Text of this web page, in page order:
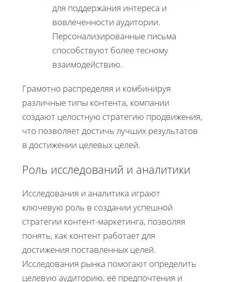
для поддержания интереса и
вовлеченности аудитории.
Персонализированные письма
способствуют более тесному
взаимодействию.
Грамотно распределяя и комбинируя
различные типы контента, компании
создают целостную стратегию продвижения,
что позволяет достичь лучших результатов
в достижении целевых целей.
Роль исследований и аналитики
Исследования и аналитика играют
ключевую роль в создании успешной
стратегии контент-маркетинга, позволяя
понять, как контент работает для
достижения поставленных целей.
Исследования рынка помогают определить
целевую аудиторию, её предпочтения и